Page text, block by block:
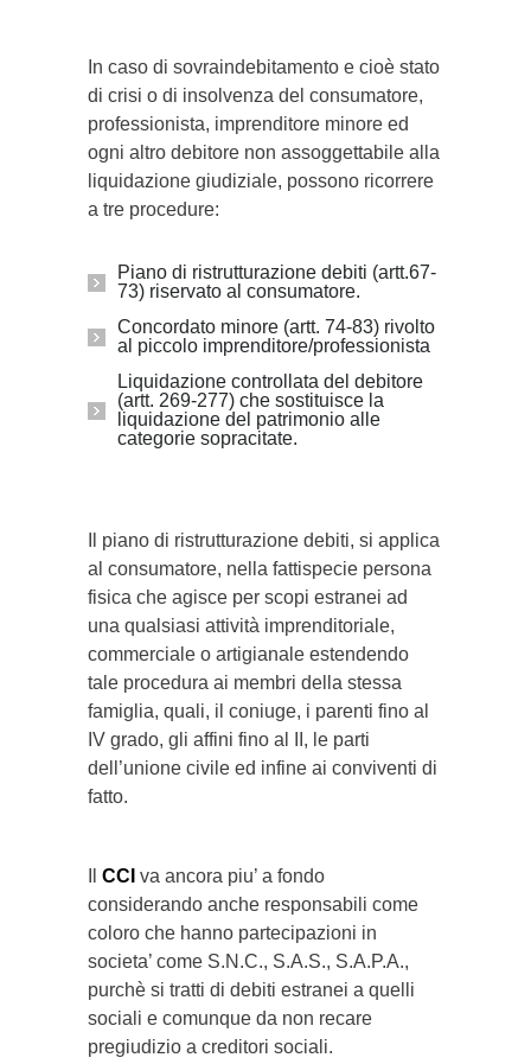
In caso di sovraindebitamento e cioè stato
di crisi o di insolvenza del consumatore,
professionista, imprenditore minore ed
ogni altro debitore non assoggettabile alla
liquidazione giudiziale, possono ricorrere
a tre procedure:
Piano di ristrutturazione debiti (artt.67-
73) riservato al consumatore.
Concordato minore (artt. 74-83) rivolto
al piccolo imprenditore/professionista
Liquidazione controllata del debitore
(artt. 269-277) che sostituisce la
liquidazione del patrimonio alle
categorie sopracitate.
Il piano di ristrutturazione debiti, si applica
al consumatore, nella fattispecie persona
fisica che agisce per scopi estranei ad
una qualsiasi attività imprenditoriale,
commerciale o artigianale estendendo
tale procedura ai membri della stessa
famiglia, quali, il coniuge, i parenti fino al
IV grado, gli affini fino al II, le parti
dell’unione civile ed infine ai conviventi di
fatto.
CCI va ancora piu’ a fondo
considerando anche responsabili come
coloro che hanno partecipazioni in
societa’ come S.N.C., S.A.S., S.A.P.A.,
purchè si tratti di debiti estranei a quelli
sociali e comunque da non recare
pregiudizio a creditori sociali.